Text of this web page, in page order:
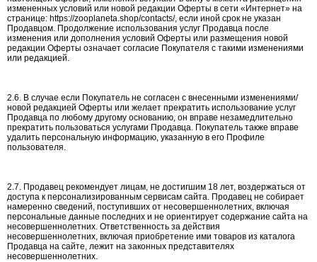
измененных условий или новой редакции Оферты в сети «Интернет» на
странице: https://zooplaneta.shop/contacts/, если иной срок не указан
Продавцом. Продолжение использования услуг Продавца после
изменения или дополнения условий Оферты или размещения новой
редакции Оферты означает согласие Покупателя с такими изменениями
или редакцией.
2.6. В случае если Покупатель не согласен с внесенными изменениями/
новой редакцией Оферты или желает прекратить использование услуг
Продавца по любому другому основанию, он вправе незамедлительно
прекратить пользоваться услугами Продавца. Покупатель также вправе
удалить персональную информацию, указанную в его Профиле
пользователя.
2.7. Продавец рекомендует лицам, не достигшим 18 лет, воздержаться от
доступа к персонализированным сервисам сайта. Продавец не собирает
намеренно сведений, поступивших от несовершеннолетних, включая
персональные данные последних и не ориентирует содержание сайта на
несовершеннолетних. Ответственность за действия
несовершеннолетних, включая приобретение ими товаров из каталога
Продавца на сайте, лежит на законных представителях
несовершеннолетних.